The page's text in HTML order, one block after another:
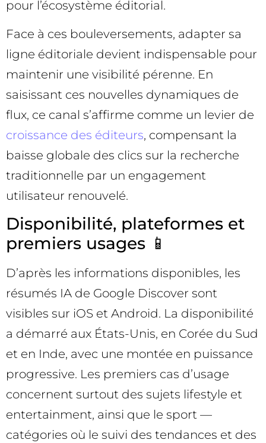
pour l’écosystème éditorial.
Face à ces bouleversements, adapter sa
ligne éditoriale devient indispensable pour
maintenir une visibilité pérenne. En
saisissant ces nouvelles dynamiques de
flux, ce canal s’affirme comme un levier de
croissance des éditeurs, compensant la
baisse globale des clics sur la recherche
traditionnelle par un engagement
utilisateur renouvelé.
Disponibilité, plateformes et
premiers usages 📱
D’après les informations disponibles, les
résumés IA de Google Discover sont
visibles sur iOS et Android. La disponibilité
a démarré aux États-Unis, en Corée du Sud
et en Inde, avec une montée en puissance
progressive. Les premiers cas d’usage
concernent surtout des sujets lifestyle et
entertainment, ainsi que le sport —
catégories où le suivi des tendances et des